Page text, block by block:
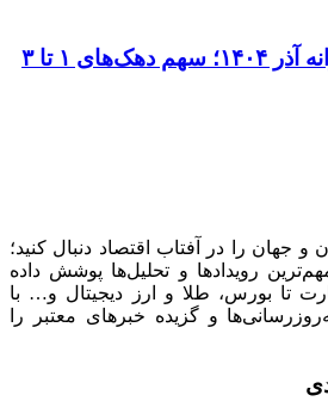
افزایش قابل توجه یارانه آذر ۱۴۰۴؛ سهم دهک‌های ۱ تا ۳
و جهان را در آفتاب اقتصاد دنبال کنید؛
رویدادها و تحلیل‌ها پوشش داده
تا بورس، طلا و ارز دیجیتال و… با
و گزیده خبرهای معتبر را